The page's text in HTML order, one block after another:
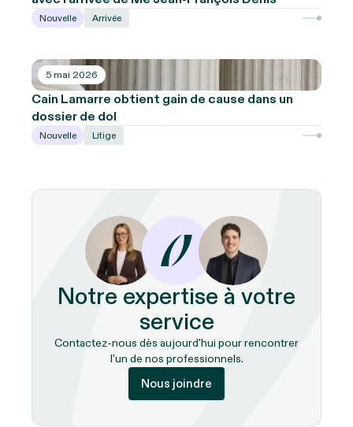
Nouvelle Arrivée
5 mai 2026
Cain Lamarre obtient gain de cause dans un
dossier de dol
Nouvelle Litige
Notre expertise à votre
service
Contactez-nous dès aujourd'hui pour rencontrer
l'un de nos professionnels.
Nous joindre